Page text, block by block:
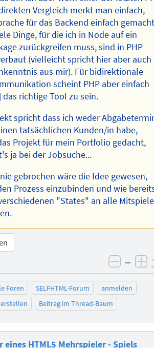
Vergleich merkt man einfach,
für das Backend einfach
Dinge, für die ich in Node auf ein
zurückgreifen muss, sind in PHP
(vielleicht spricht hier aber auch
aus mir). Für bidirektionale
scheint PHP aber einfach
richtige Tool zu sein.
spricht dass ich weder
tatsächlichen Kunden/in habe,
Projekt für mein Portfolio gedacht,
ja bei der Jobsuche...
gebrochen wäre die Idee gewesen,
Prozess einzubinden und wie
"States" an alle
–
Foren SELFHTML-Forum
anmelden
Beitrag im Thread-Baum
HTML5 Mehrspieler - Spiels